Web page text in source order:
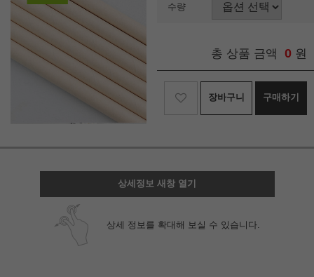
수량
총 상품 금액 0 원
장바구니 구매하기
상세정보 새창 열기
상세 정보를 확대해 보실 수 있습니다.